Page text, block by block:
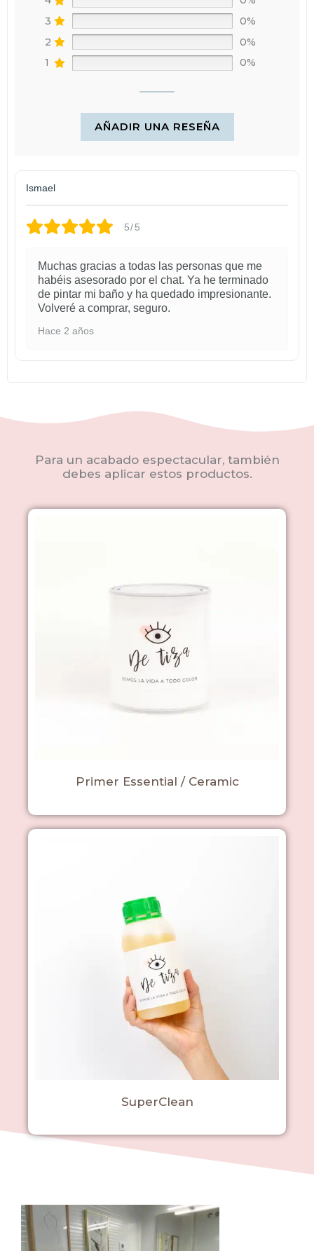
3
0%
2
0%
1
0%
AÑADIR UNA RESEÑA
Ismael
5/5
Muchas gracias a todas las personas que me
habéis asesorado por el chat. Ya he terminado
de pintar mi baño y ha quedado impresionante.
Volveré a comprar, seguro.
Hace 2 años
Para un acabado espectacular, también
debes aplicar estos productos.
Primer Essential / Ceramic
SuperClean